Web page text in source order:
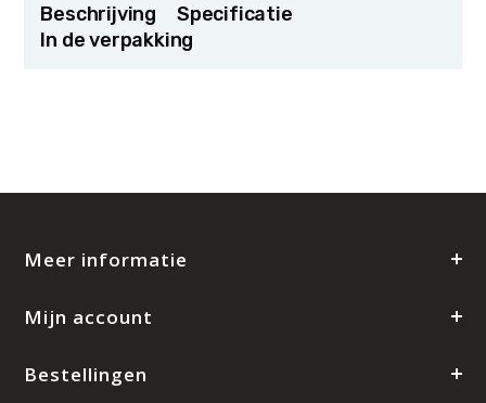
Beschrijving
Specificatie
In de verpakking
Meer informatie
Mijn account
Bestellingen